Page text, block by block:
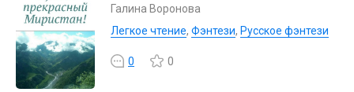
Галина Воронова
Легкое чтение, Фэнтези, Русское фэнтези
0 0